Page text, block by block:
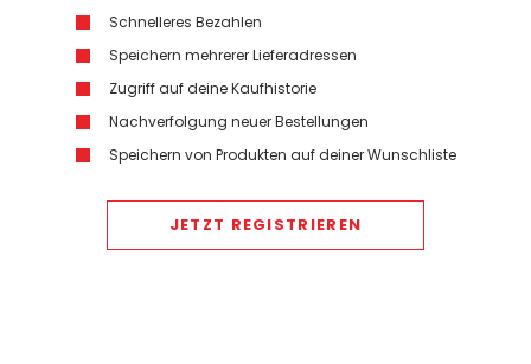
Schnelleres Bezahlen
Speichern mehrerer Lieferadressen
Zugriff auf deine Kaufhistorie
Nachverfolgung neuer Bestellungen
Speichern von Produkten auf deiner Wunschliste
JETZT REGISTRIEREN